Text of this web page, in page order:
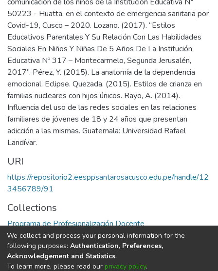
50223 - Huatta, en el contexto de emergencia sanitaria por
Covid-19, Cusco – 2020. Lozano. (2017). “Estilos
Educativos Parentales Y Su Relación Con Las Habilidades
Sociales En Niños Y Niñas De 5 Años De La Institución
Educativa Nº 317 – Montecarmelo, Segunda Jerusalén,
2017”. Pérez, Y. (2015). La anatomía de la dependencia
emocional. Eclipse. Quezada. (2015). Estilos de crianza en
familias nucleares con hijos únicos. Rayo, A. (2014).
Influencia del uso de las redes sociales en las relaciones
familiares de jóvenes de 18 y 24 años que presentan
adicción a las mismas. Guatemala: Universidad Rafael
Landívar.
URI
https://repositorio2.eesppsantarosacusco.edu.pe/handle/12
3456789/91
Collections
Programa de Profesionalización Docente
Full item page
We collect and process your personal information for the
following purposes: Authentication, Preferences,
Acknowledgement and Statistics.
To learn more, please read our privacy policy.